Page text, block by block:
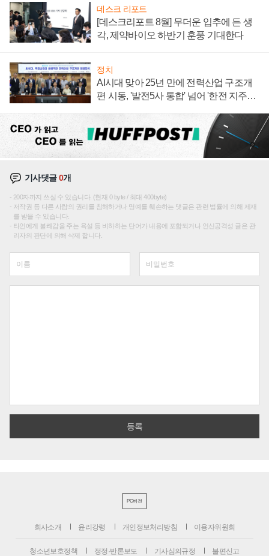
데스크 리포트
[데스크리포트 8월] 무더운 입추에 든 생
각, 제약바이오 하반기 훈풍 기대한다
정치
AI시대 맞아 25년 만에 전력산업 구조개
편 시동, '발전5사 통합' 넘어 '한전 지주사'
기사댓글0개
200자까지 쓰실 수 있습니다. (현재 0 byte / 최대 400byte)
저작권 등 다른 사람의 권리를 침해하거나 명예를 훼손하는 댓글은 관련 법률에 의해 제재
를 받을 수 있습니다.
타인에게 불쾌감을 주는 욕설 등 비하하는 단어가 내용에 포함되거나 인신공격성 글은 관
리자의 판단에 의해 삭제 합니다.
PC버전
회사소개 윤리강령 개인정보처리방침 이용자위원회
청소년보호정책 정정·반론보도 기사심의규정 불편신고